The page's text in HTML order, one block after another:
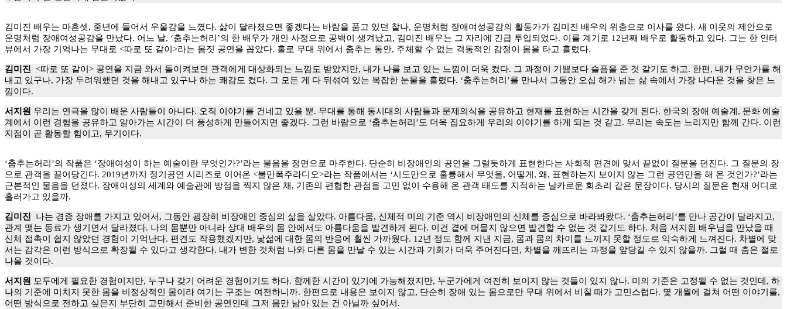
김미진 배우는 마흔셋, 중년에 들어서 우울감을 느꼈다. 삶이 달라졌으면 좋겠다는 바람을 품고 있던 찰나, 운명처럼 장애여성공감의 활동가가 김미진 배우의 위층으로 이사를 왔다. 새 이웃의 제안으로
운명처럼 장애여성공감을 만났다. 어느 날, ‘춤추는허리’의 한 배우가 개인 사정으로 공백이 생겨났고, 김미진 배우는 그 자리에 긴급 투입되었다. 이를 계기로 12년째 배우로 활동하고 있다. 그는 한 인터
뷰에서 가장 기억나는 무대로 <따로 또 같이>라는 몸짓 공연을 꼽았다. 홀로 무대 위에서 춤추는 동안, 주체할 수 없는 격동적인 감정이 몸을 타고 흘렀다.
김미진 <따로 또 같이> 공연을 지금 와서 돌이켜보면 관객에게 대상화되는 느낌도 받았지만, 내가 나를 보고 있는 느낌이 더욱 컸다. 그 과정이 기쁨보다 슬픔을 준 것 같기도 하고. 한편, 내가 무언가를 해
내고 있구나, 가장 두려워했던 것을 해내고 있구나 하는 쾌감도 컸다. 그 모든 게 다 뒤섞여 있는 복잡한 눈물을 흘렸다. ‘춤추는허리’를 만나서 그동안 오십 해가 넘는 삶 속에서 가장 나다운 것을 찾은 느
낌이다.
서지원 우리는 연극을 많이 배운 사람들이 아니다. 오직 이야기를 건네고 있을 뿐. 무대를 통해 동시대의 사람들과 문제의식을 공유하고 현재를 표현하는 시간을 갖게 된다. 한국의 장애 예술계, 문화 예술
계에서 이런 경험을 공유하고 알아가는 시간이 더 풍성하게 만들어지면 좋겠다. 그런 바람으로 ‘춤추는허리’도 더욱 집요하게 우리의 이야기를 하게 되는 것 같고. 우리는 속도는 느리지만 함께 간다. 이런
지점이 곧 활동할 힘이고, 무기이다.
‘춤추는허리’의 작품은 ‘장애여성이 하는 예술이란 무엇인가?’라는 물음을 정면으로 마주한다. 단순히 비장애인의 공연을 그럴듯하게 표현한다는 사회적 편견에 맞서 끝없이 질문을 던진다. 그 질문의 장
으로 관객을 끌어당긴다. 2019년까지 정기공연 시리즈로 이어온 <불만폭주라디오>라는 작품에서는 ‘시도만으로 훌륭해서 무엇을, 어떻게, 왜, 표현하는지 보이지 않는 그런 공연만을 해 온 것인가?’라는
근본적인 물음을 던졌다. 장애여성의 세계와 예술관에 방점을 찍지 않은 채, 기존의 편협한 관점을 고민 없이 수용해 온 관객 태도를 지적하는 날카로운 회초리 같은 문장이다. 당시의 질문은 현재 어디로
흘러가고 있을까.
김미진 나는 경증 장애를 가지고 있어서, 그동안 굉장히 비장애인 중심의 삶을 살았다. 아름다움, 신체적 미의 기준 역시 비장애인의 신체를 중심으로 바라봐왔다. ‘춤추는허리’를 만나 공간이 달라지고,
관계 맺는 동료가 생기면서 달라졌다. 나의 몸뿐만 아니라 상대 배우의 몸 안에서도 아름다움을 발견하게 된다. 이건 곁에 머물지 않으면 발견할 수 없는 것 같기도 하다. 처음 서지원 배우님을 만났을 때
신체 접촉이 쉽지 않았던 경험이 기억난다. 편견도 작용했겠지만, 낯섦에 대한 몸의 반응에 훨씬 가까웠다. 12년 정도 함께 지낸 지금, 몸과 몸의 차이를 느끼지 못할 정도로 익숙하게 느껴진다. 차별에 맞
서는 감각은 이런 방식으로 확장될 수 있다고 생각한다. 내가 변한 것처럼 나와 다른 몸을 만날 수 있는 시간과 기회가 더욱 주어진다면, 차별을 깨뜨리는 과정을 앞당길 수 있지 않을까. 그럴 때 춤은 절로
나올 것이다.
서지원 모두에게 필요한 경험이지만, 누구나 갖기 어려운 경험이기도 하다. 함께한 시간이 있기에 가능해졌지만, 누군가에게 여전히 보이지 않는 것들이 있지 않나. 미의 기준은 고정될 수 없는 것인데, 하
나의 기준에 미치지 못한 몸을 비정상적인 몸이라 여기는 구조는 여전하니까. 한편으로 내용은 보이지 않고, 단순히 장애 있는 몸으로만 무대 위에서 비칠 때가 고민스럽다. 몇 개월에 걸쳐 어떤 이야기를,
어떤 방식으로 전하고 싶은지 부단히 고민해서 준비한 공연인데 그저 몸만 남아 있는 건 아닐까 싶어서.